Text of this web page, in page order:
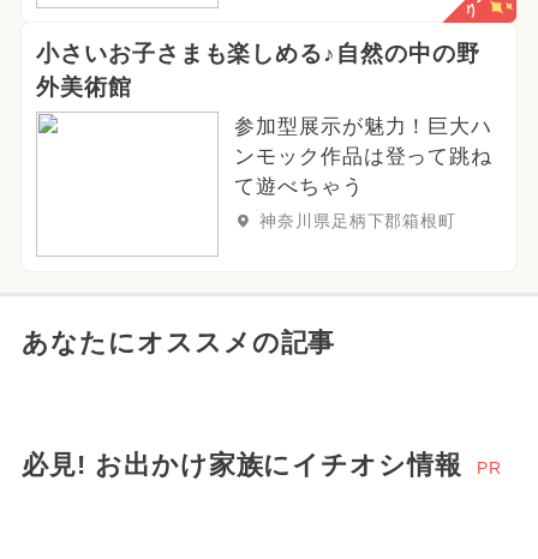
小さいお子さまも楽しめる♪自然の中の野
外美術館
参加型展示が魅力！巨大ハ
ンモック作品は登って跳ね
て遊べちゃう
神奈川県足柄下郡箱根町
あなたにオススメの記事
必見! お出かけ家族にイチオシ情報 PR